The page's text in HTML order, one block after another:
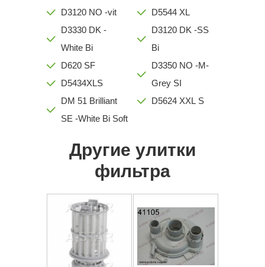
D3120 NO -vit
D3330 DK -
White Bi
D620 SF
D5434XLS
DM 51 Brilliant
SE -White Bi Soft
D5544 XL
D3120 DK -SS
Bi
D3350 NO -M-
Grey SI
D5624 XXL S
Другие улитки
фильтра